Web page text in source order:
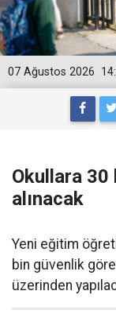
07 Ağustos 2026
Okullara
alınacak
Yeni eğitim
bin güvenlik
üzerinden